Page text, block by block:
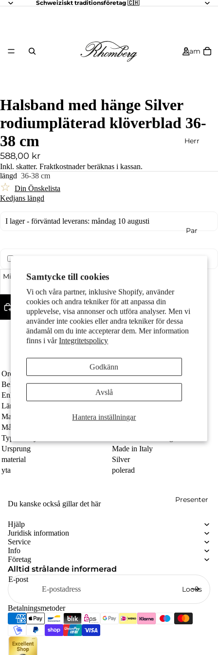
Samtycke till cookies
Vi och våra partner, inklusive Shopify, använder
cookies och andra tekniker för att anpassa din
upplevelse, visa annonser och utföra analyser. Men vi
använder inte cookies eller andra tekniker för dessa
ändamål om du inte accepterar dem. Mer information
finns i vårIntegritetspolicy
Hantera inställningar
Godkänn
Avslå
Schweiziskt traditionsföretag 🇨🇭
Dam
Herr
Par
Presenter
Looks
Halsband med hänge Silver
rodiumpläterad klöverblad 36-
38 cm
588,00 kr
Inkl. skatter. Fraktkostnaderberäknas i kassan.
längd 36-38 cm
☆ Din Önskelista
Kedjans längd
I lager - förväntad leverans: måndag 10 augusti
Minska kvantitet
Öka kvantitet
Lägg till i varukorgen
Fler betalningsalternativ
Made in Italy
Fint silver med stämpel 925
Ordernummer
608399
Beläggning
rodiumpläterad, målad
Enhet
Styck
Längd justerbar upp till
Materialtjocklek
0.9 mm
Målgrupp
Typ av smycken
Ursprung
Made in Italy
material
Silver
yta
polerad
Du kanske också gillar det här
Hjälp
Juridisk information
Service
Info
Företag
Alltid strålande informerad
E-post
Betalningsmetoder